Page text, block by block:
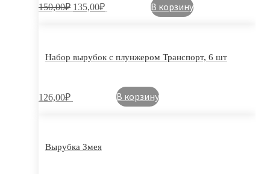
150,00₽ 135,00₽ В корзину
Набор вырубок с плунжером Транспорт, 6 шт
126,00₽ В корзину
Вырубка Змея